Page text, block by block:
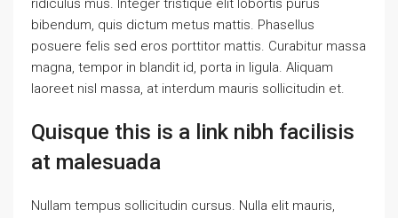
ridiculus mus. Integer tristique elit lobortis purus
bibendum, quis dictum metus mattis. Phasellus
posuere felis sed eros porttitor mattis. Curabitur massa
magna, tempor in blandit id, porta in ligula. Aliquam
laoreet nisl massa, at interdum mauris sollicitudin et.
Quisque this is a link nibh facilisis
at malesuada
Nullam tempus sollicitudin cursus. Nulla elit mauris,